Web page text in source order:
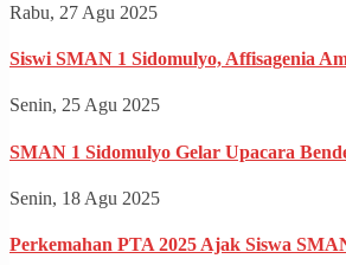
Rabu, 27 Agu 2025
Siswi SMAN 1 Sidomulyo, Affisagenia
Senin, 25 Agu 2025
SMAN 1 Sidomulyo Gelar Upacara
Senin, 18 Agu 2025
Perkemahan PTA 2025 Ajak Siswa